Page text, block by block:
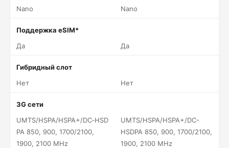
Nano Nano
Поддержка eSIM*
Да
Да
Гибридный слот
Нет
Нет
3G сети
UMTS/HSPA/HSPA+/DC‑HSD
PA 850, 900, 1700/2100,
1900, 2100 MHz
UMTS/HSPA/HSPA+/DC-
HSDPA 850, 900, 1700/2100,
1900, 2100 MHz